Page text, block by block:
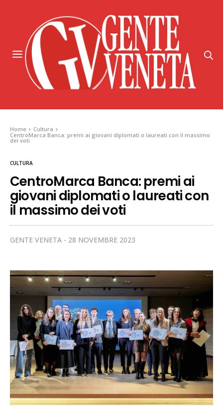
Home
Cultura
CentroMarca Banca: premi ai giovani diplomati o laureati con il massimo
dei voti
CULTURA
CentroMarca Banca: premi ai
giovani diplomati o laureati con
il massimo dei voti
GENTE VENETA 28 NOVEMBRE 2023